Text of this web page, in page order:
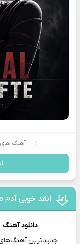
آهنگ های
انقد خوبی
دانلود آهنگ
جدیدترینآهنگ